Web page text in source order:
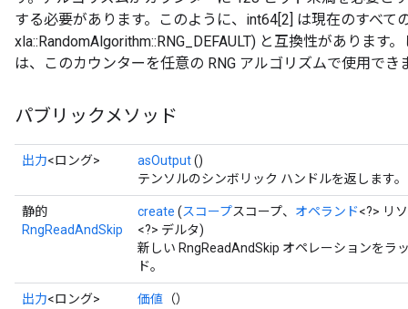
する必要があります。このように、int64[2] は現在のすべて
xla::RandomAlgorithm::RNG_DEFAULT) と互換性があります
は、このカウンターを任意の RNG アルゴリズムで使用でき
パブリックメソッド
出力<ロング> asOutput()
テンソルのシンボリック ハンドルを返します。
静的
RngReadAndSkip
create (スコープスコープ、 オペランド<?> リ
<?> デルタ)
新しい RngReadAndSkip オペレーションをラ
ド。
出力<ロング> 価値 （）